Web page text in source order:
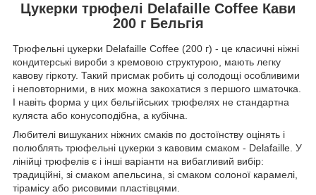
Цукерки трюфелі Delafaille Coffee Кави
200 г Бельгія
Трюфельні цукерки Delafaille Coffee (200 г) - це класичні ніжні
кондитерські вироби з кремовою структурою, мають легку
кавову гіркоту. Такий присмак робить ці солодощі особливими
і неповторними, в них можна закохатися з першого шматочка.
І навіть форма у цих бельгійських трюфелях не стандартна
куляста або конусоподібна, а кубічна.
Любителі вишуканих ніжних смаків по достоїнству оцінять і
полюблять трюфельні цукерки з кавовим смаком - Delafaille. У
лінійці трюфелів є і інші варіанти на вибагливий вибір:
традиційні, зі смаком апельсина, зі смаком солоної карамелі,
тірамісу або рисовими пластівцями.